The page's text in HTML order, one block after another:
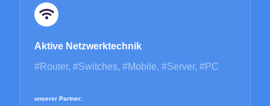
Aktive Netzwerktechnik
#Router, #Switches, #Mobile, #Server, #PC
unserer Partner: